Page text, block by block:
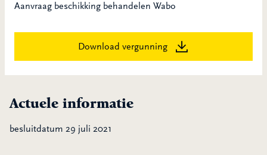
Aanvraag beschikking behandelen Wabo
Download vergunning
Actuele informatie
besluitdatum 29 juli 2021